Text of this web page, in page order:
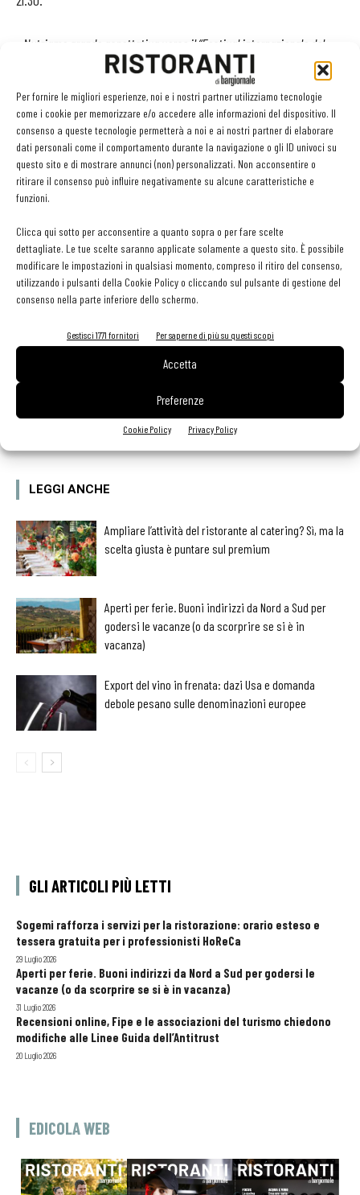
Per fornire le migliori esperienze, noi e i nostri partner utilizziamo tecnologie
come i cookie per memorizzare e/o accedere alle informazioni del dispositivo. Il
consenso a queste tecnologie permetterà a noi e ai nostri partner di elaborare
dati personali come il comportamento durante la navigazione o gli ID univoci su
questo sito e di mostrare annunci (non) personalizzati. Non acconsentire o
ritirare il consenso può influire negativamente su alcune caratteristiche e
funzioni.
Clicca qui sotto per acconsentire a quanto sopra o per fare scelte
dettagliate. Le tue scelte saranno applicate solamente a questo sito. È possibile
modificare le impostazioni in qualsiasi momento, compreso il ritiro del consenso,
utilizzando i pulsanti della Cookie Policy o cliccando sul pulsante di gestione del
consenso nella parte inferiore dello schermo.
Gestisci 1771 fornitori Per saperne di più su questi scopi
Accetta
Preferenze
Cookie Policy Privacy Policy
Nutriamo grande aspettativa verso il “Festival internazionale del
Brodetto e delle Zuppe di Pesce" - hadichiarato il sindaco di Fano,
Massimo Seri –
che ormai da 19 anni valorizza la nostra tradizione
eno-gastronomica, in modo autentico e dinamico. Sicuramente,
rappresenta anche un’occasione importante per tutto il settore
economico e commerciale collegato al Brodetto affinché si possa
tornare a correre, recuperando il terreno perso a causa del Covid
LEGGI ANCHE
Ampliare l’attività del ristorante al catering? Sì, ma la
scelta giusta è puntare sul premium
Aperti per ferie. Buoni indirizzi da Nord a Sud per
godersi le vacanze (o da scorprire se si è in
vacanza)
Export del vino in frenata: dazi Usa e domanda
debole pesano sulle denominazioni europee
GLI ARTICOLI PIÙ LETTI
Sogemi rafforza i servizi per la ristorazione: orario esteso e
tessera gratuita per i professionisti HoReCa
29 Luglio 2026
Aperti per ferie. Buoni indirizzi da Nord a Sud per godersi le
vacanze (o da scorprire se si è in vacanza)
31 Luglio 2026
Recensioni online, Fipe e le associazioni del turismo chiedono
modifiche alle Linee Guida dell’Antitrust
20 Luglio 2026
EDICOLA WEB